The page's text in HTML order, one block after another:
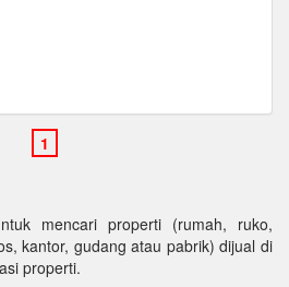
mencari properti (rumah, ruko,
kantor, gudang atau pabrik) dijual di
properti.